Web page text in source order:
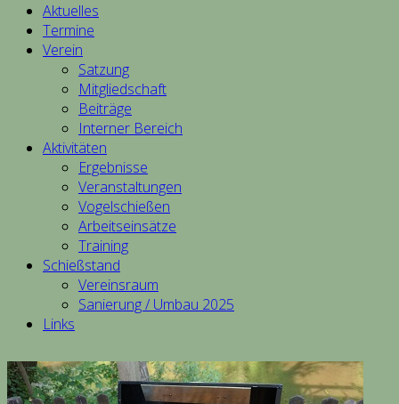
Aktuelles
Termine
Verein
Satzung
Mitgliedschaft
Beiträge
Interner Bereich
Aktivitäten
Ergebnisse
Veranstaltungen
Vogelschießen
Arbeitseinsätze
Training
Schießstand
Vereinsraum
Sanierung / Umbau 2025
Links